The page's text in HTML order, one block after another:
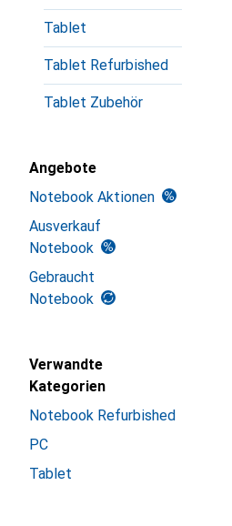
Tablet
Tablet Refurbished
Tablet Zubehör
Angebote
Notebook Aktionen
Ausverkauf
Notebook
Gebraucht
Notebook
Verwandte
Kategorien
Notebook Refurbished
PC
Tablet